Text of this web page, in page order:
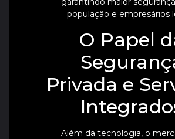
população e empresários
O Papel
Privada e
Além da tecnologia, o